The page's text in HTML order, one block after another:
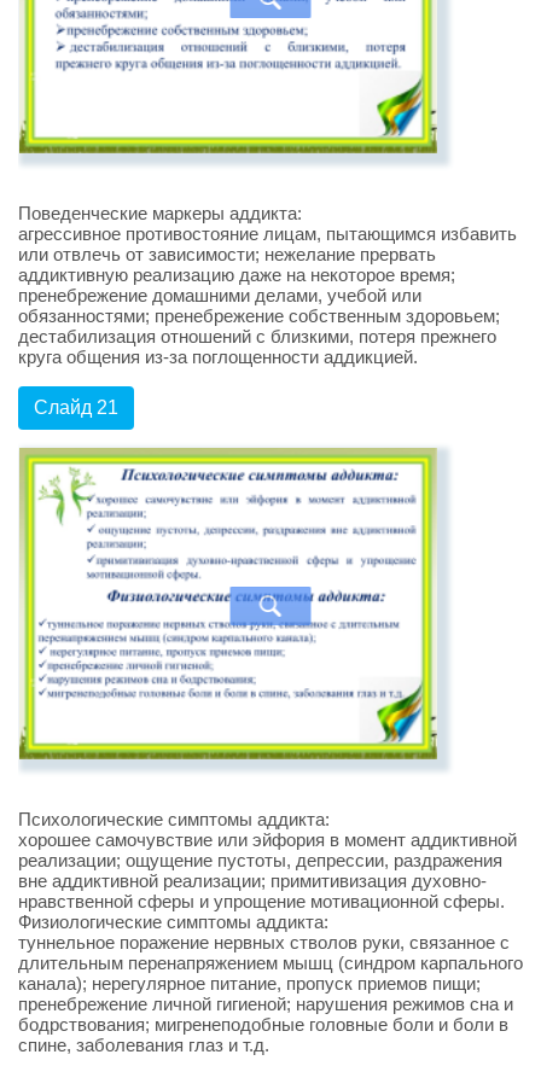
Поведенческие маркеры аддикта:
агрессивное противостояние лицам, пытающимся избавить
или отвлечь от зависимости; нежелание прервать
аддиктивную реализацию даже на некоторое время;
пренебрежение домашними делами, учебой или
обязанностями; пренебрежение собственным здоровьем;
дестабилизация отношений с близкими, потеря прежнего
круга общения из-за поглощенности аддикцией.
Слайд 21
Психологические симптомы аддикта:
хорошее самочувствие или эйфория в момент аддиктивной
реализации; ощущение пустоты, депрессии, раздражения
вне аддиктивной реализации; примитивизация духовно-
нравственной сферы и упрощение мотивационной сферы.
Физиологические симптомы аддикта:
туннельное поражение нервных стволов руки, связанное с
длительным перенапряжением мышц (синдром карпального
канала); нерегулярное питание, пропуск приемов пищи;
пренебрежение личной гигиеной; нарушения режимов сна и
бодрствования; мигренеподобные головные боли и боли в
спине, заболевания глаз и т.д.